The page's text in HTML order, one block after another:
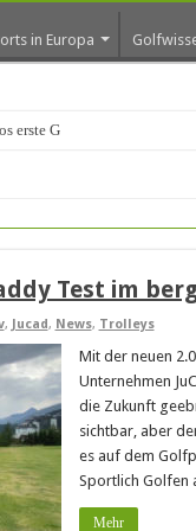
in Europa
erste Golf-Comm
Test im
, Jucad, News, Trolleys
Mit der neuen
Unternehmen
die Zukunft
sichtbar, aber
es auf dem
Sportlich Golfen
Mehr